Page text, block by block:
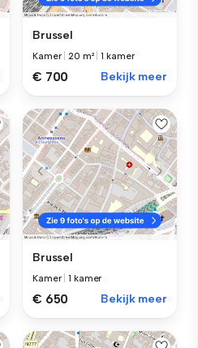
Brussel
Kamer |20 m² |1 kamer
€ 700 Bekijk meer
Brussel
Kamer |1 kamer
€ 650 Bekijk meer